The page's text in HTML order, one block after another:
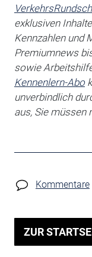
exklusiven
Kennzahlen und
Premiumnews
sowie
Kennenlern-Abo
unverbindlich
aus, Sie müssen
Kommentare
ZUR